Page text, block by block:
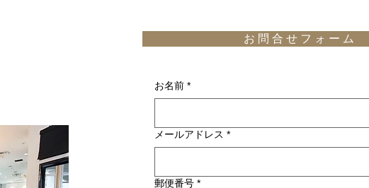
お 問 合 せ フ ォ ー ム
お名前 *
メールアドレス *
郵便番号 *